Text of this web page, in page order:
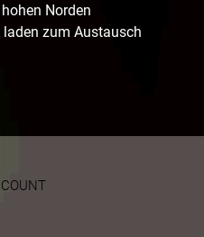
Norden
zum Austausch